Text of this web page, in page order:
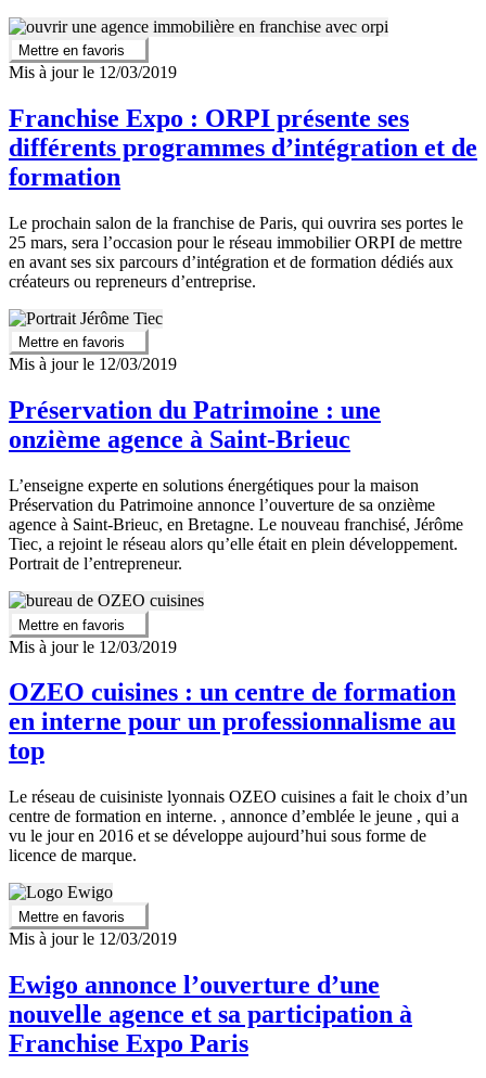
Mettre en favoris
Mis à jour le 12/03/2019
Franchise Expo : ORPI présente ses
différents programmes d’intégration et de
formation
Le prochain salon de la franchise de Paris, qui ouvrira ses portes le
25 mars, sera l’occasion pour le réseau immobilier ORPI de mettre
en avant ses six parcours d’intégration et de formation dédiés aux
créateurs ou repreneurs d’entreprise.
Mettre en favoris
Mis à jour le 12/03/2019
Préservation du Patrimoine : une
onzième agence à Saint-Brieuc
L’enseigne experte en solutions énergétiques pour la maison
Préservation du Patrimoine annonce l’ouverture de sa onzième
agence à Saint-Brieuc, en Bretagne. Le nouveau franchisé, Jérôme
Tiec, a rejoint le réseau alors qu’elle était en plein développement.
Portrait de l’entrepreneur.
Mettre en favoris
Mis à jour le 12/03/2019
OZEO cuisines : un centre de formation
en interne pour un professionnalisme au
top
Le réseau de cuisiniste lyonnais OZEO cuisines a fait le choix d’un
centre de formation en interne. , annonce d’emblée le jeune , qui a
vu le jour en 2016 et se développe aujourd’hui sous forme de
licence de marque.
Mettre en favoris
Mis à jour le 12/03/2019
Ewigo annonce l’ouverture d’une
nouvelle agence et sa participation à
Franchise Expo Paris